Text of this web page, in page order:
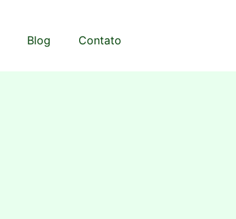
Blog Contato